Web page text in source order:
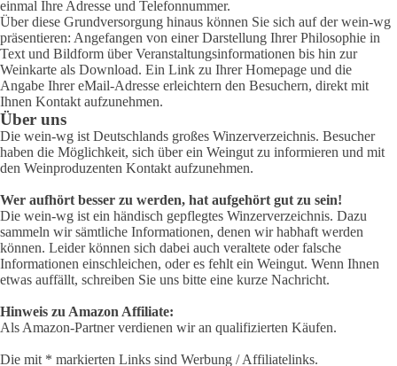
einmal Ihre Adresse und Telefonnummer.
Über diese Grundversorgung hinaus können Sie sich auf der wein-wg
präsentieren: Angefangen von einer Darstellung Ihrer Philosophie in
Text und Bildform über Veranstaltungsinformationen bis hin zur
Weinkarte als Download. Ein Link zu Ihrer Homepage und die
Angabe Ihrer eMail-Adresse erleichtern den Besuchern, direkt mit
Ihnen Kontakt aufzunehmen.
Über uns
Die wein-wg ist Deutschlands großes Winzerverzeichnis. Besucher
haben die Möglichkeit, sich über ein Weingut zu informieren und mit
den Weinproduzenten Kontakt aufzunehmen.
Wer aufhört besser zu werden, hat aufgehört gut zu sein!
Die wein-wg ist ein händisch gepflegtes Winzerverzeichnis. Dazu
sammeln wir sämtliche Informationen, denen wir habhaft werden
können. Leider können sich dabei auch veraltete oder falsche
Informationen einschleichen, oder es fehlt ein Weingut. Wenn Ihnen
etwas auffällt, schreiben Sie uns bitte eine kurze Nachricht.
Hinweis zu Amazon Affiliate:
Als Amazon-Partner verdienen wir an qualifizierten Käufen.
Die mit * markierten Links sind Werbung / Affiliatelinks.